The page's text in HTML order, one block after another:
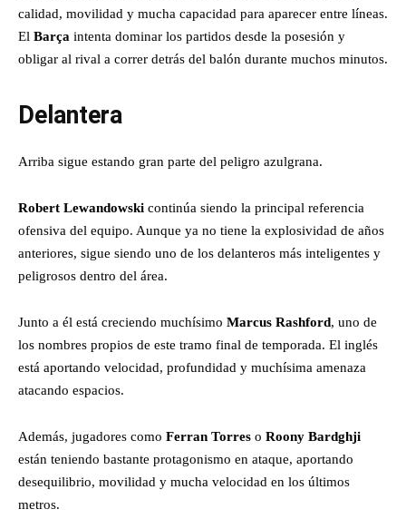
calidad, movilidad y mucha capacidad para aparecer entre líneas.
El Barça intenta dominar los partidos desde la posesión y
obligar al rival a correr detrás del balón durante muchos minutos.
Delantera
Arriba sigue estando gran parte del peligro azulgrana.
Robert Lewandowski continúa siendo la principal referencia
ofensiva del equipo. Aunque ya no tiene la explosividad de años
anteriores, sigue siendo uno de los delanteros más inteligentes y
peligrosos dentro del área.
Junto a él está creciendo muchísimo Marcus Rashford, uno de
los nombres propios de este tramo final de temporada. El inglés
está aportando velocidad, profundidad y muchísima amenaza
atacando espacios.
Además, jugadores como Ferran Torres o Roony Bardghji
están teniendo bastante protagonismo en ataque, aportando
desequilibrio, movilidad y mucha velocidad en los últimos
metros.